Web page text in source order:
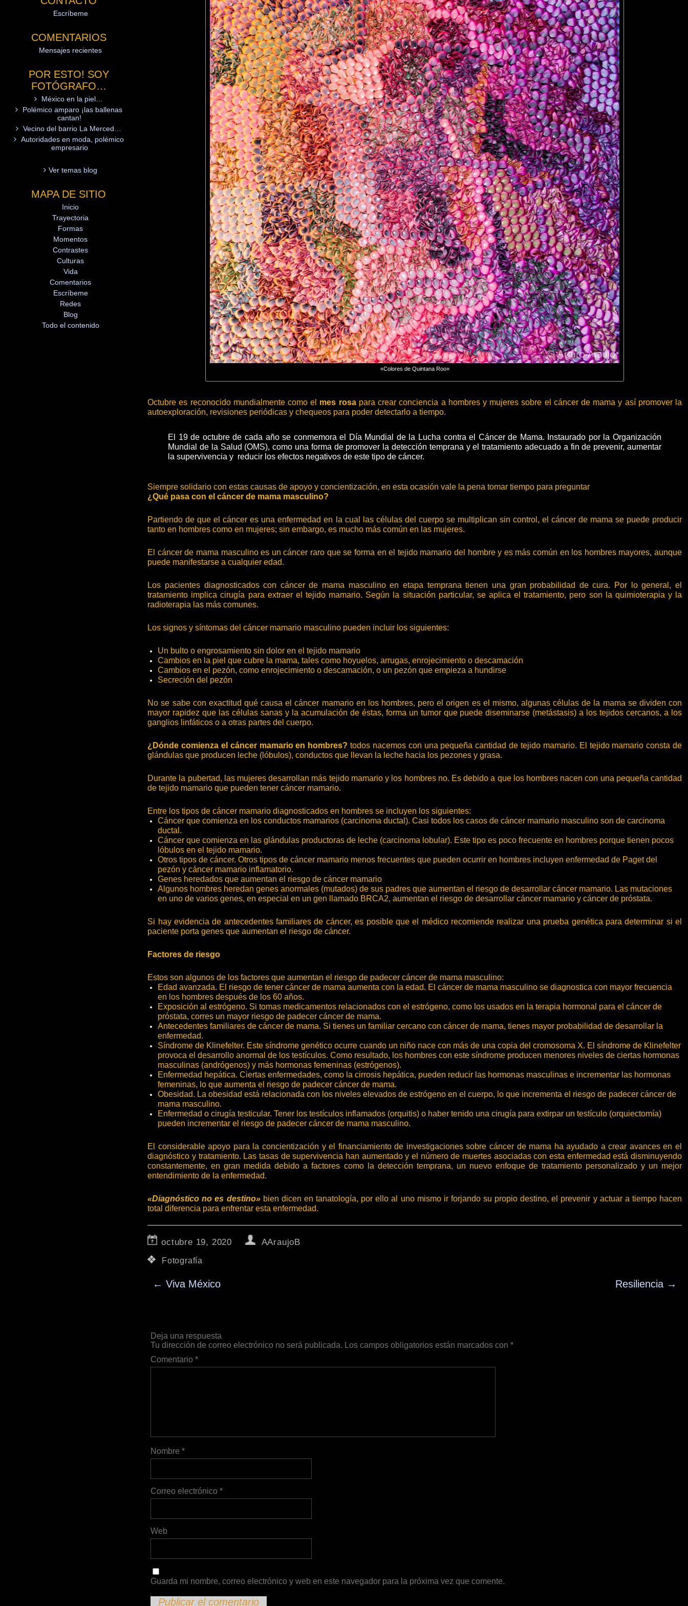
Escríbeme
COMENTARIOS
Mensajes recientes
POR ESTO! SOY
FOTÓGRAFO…
México en la piel…
Polémico amparo ¡las ballenas
cantan!
Vecino del barrio La Merced…
Autoridades en moda, polémico
empresario
Ver temas blog
MAPA DE SITIO
Inicio
Trayectoria
Formas
Momentos
Contrastes
Culturas
Vida
Comentarios
Escríbeme
Redes
Blog
Todo el contenido
«Colores de Quintana Roo»
Octubre es reconocido mundialmente como el mes rosapara crear conciencia a hombres y mujeres sobre el cáncer de mama y así promover la
autoexploración, revisiones periódicas y chequeos para poder detectarlo a tiempo.
El 19 de octubre de cada año se conmemora el Día Mundial de la Lucha contra el Cáncer de Mama. Instaurado por la Organización
Mundial de la Salud (OMS), como una forma de promover la detección temprana y el tratamiento adecuado a fin de prevenir, aumentar
la supervivencia y reducir los efectos negativos de este tipo de cáncer.
Siempre solidario con estas causas de apoyo y concientización, en esta ocasión vale la pena tomar tiempo para preguntar
¿Qué pasa con el cáncer de mama masculino?
Partiendo de que el cáncer es una enfermedad en la cual las células del cuerpo se multiplican sin control, el cáncer de mama se puede producir
tanto en hombres como en mujeres; sin embargo, es mucho más común en las mujeres.
El cáncer de mama masculino es un cáncer raro que se forma en el tejido mamario del hombre y es más común en los hombres mayores, aunque
puede manifestarse a cualquier edad.
Los pacientes diagnosticados con cáncer de mama masculino en etapa temprana tienen una gran probabilidad de cura. Por lo general, el
tratamiento implica cirugía para extraer el tejido mamario. Según la situación particular, se aplica el tratamiento, pero son la quimioterapia y la
radioterapia las más comunes.
Los signos y síntomas del cáncer mamario masculino pueden incluir los siguientes:
Un bulto o engrosamiento sin dolor en el tejido mamario
Cambios en la piel que cubre la mama, tales como hoyuelos, arrugas, enrojecimiento o descamación
Cambios en el pezón, como enrojecimiento o descamación, o un pezón que empieza a hundirse
Secreción del pezón
No se sabe con exactitud qué causa el cáncer mamario en los hombres, pero el origen es el mismo, algunas células de la mama se dividen con
mayor rapidez que las células sanas y la acumulación de éstas, forma un tumor que puede diseminarse (metástasis) a los tejidos cercanos, a los
ganglios linfáticos o a otras partes del cuerpo.
¿Dónde comienza el cáncer mamario en hombres? todos nacemos con una pequeña cantidad de tejido mamario. El tejido mamario consta de
glándulas que producen leche (lóbulos), conductos que llevan la leche hacia los pezones y grasa.
Durante la pubertad, las mujeres desarrollan más tejido mamario y los hombres no. Es debido a que los hombres nacen con una pequeña cantidad
de tejido mamario que pueden tener cáncer mamario.
Entre los tipos de cáncer mamario diagnosticados en hombres se incluyen los siguientes:
Cáncer que comienza en los conductos mamarios (carcinoma ductal). Casi todos los casos de cáncer mamario masculino son de carcinoma
ductal.
Cáncer que comienza en las glándulas productoras de leche (carcinoma lobular). Este tipo es poco frecuente en hombres porque tienen pocos
lóbulos en el tejido mamario.
Otros tipos de cáncer. Otros tipos de cáncer mamario menos frecuentes que pueden ocurrir en hombres incluyen enfermedad de Paget del
pezón y cáncer mamario inflamatorio.
Genes heredados que aumentan el riesgo de cáncer mamario
Algunos hombres heredan genes anormales (mutados) de sus padres que aumentan el riesgo de desarrollar cáncer mamario. Las mutaciones
en uno de varios genes, en especial en un gen llamado BRCA2, aumentan el riesgo de desarrollar cáncer mamario y cáncer de próstata.
Si hay evidencia de antecedentes familiares de cáncer, es posible que el médico recomiende realizar una prueba genética para determinar si el
paciente porta genes que aumentan el riesgo de cáncer.
Factores de riesgo
Estos son algunos de los factores que aumentan el riesgo de padecer cáncer de mama masculino:
Edad avanzada. El riesgo de tener cáncer de mama aumenta con la edad. El cáncer de mama masculino se diagnostica con mayor frecuencia
en los hombres después de los 60 años.
Exposición al estrógeno. Si tomas medicamentos relacionados con el estrógeno, como los usados en la terapia hormonal para el cáncer de
próstata, corres un mayor riesgo de padecer cáncer de mama.
Antecedentes familiares de cáncer de mama. Si tienes un familiar cercano con cáncer de mama, tienes mayor probabilidad de desarrollar la
enfermedad.
Síndrome de Klinefelter. Este síndrome genético ocurre cuando un niño nace con más de una copia del cromosoma X. El síndrome de Klinefelter
provoca el desarrollo anormal de los testículos. Como resultado, los hombres con este síndrome producen menores niveles de ciertas hormonas
masculinas (andrógenos) y más hormonas femeninas (estrógenos).
Enfermedad hepática. Ciertas enfermedades, como la cirrosis hepática, pueden reducir las hormonas masculinas e incrementar las hormonas
femeninas, lo que aumenta el riesgo de padecer cáncer de mama.
Obesidad. La obesidad está relacionada con los niveles elevados de estrógeno en el cuerpo, lo que incrementa el riesgo de padecer cáncer de
mama masculino.
Enfermedad o cirugía testicular. Tener los testículos inflamados (orquitis) o haber tenido una cirugía para extirpar un testículo (orquiectomía)
pueden incrementar el riesgo de padecer cáncer de mama masculino.
El considerable apoyo para la concientización y el financiamiento de investigaciones sobre cáncer de mama ha ayudado a crear avances en el
diagnóstico y tratamiento. Las tasas de supervivencia han aumentado y el número de muertes asociadas con esta enfermedad está disminuyendo
constantemente, en gran medida debido a factores como la detección temprana, un nuevo enfoque de tratamiento personalizado y un mejor
entendimiento de la enfermedad.
«Diagnóstico no es destino»bien dicen en tanatología, por ello al uno mismo ir forjando su propio destino, el prevenir y actuar a tiempo hacen
total diferencia para enfrentar esta enfermedad.
octubre 19, 2020 AAraujoB
Fotografía
← Viva México Resiliencia →
Deja una respuesta
Tu dirección de correo electrónico no será publicada. Los campos obligatorios están marcados con*
Comentario*
Nombre*
Correo electrónico*
Web
Guarda mi nombre, correo electrónico y web en este navegador para la próxima vez que comente.